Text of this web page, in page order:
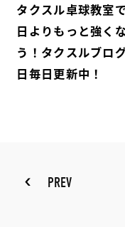
タクスル卓球教室
日よりもっと強く
う！タクスルブロ
日毎日更新中！
PREV